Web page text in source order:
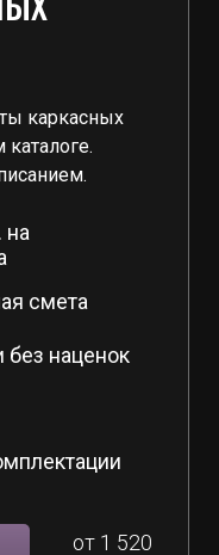
каркасных
на
смета
без наценок
от 1 520